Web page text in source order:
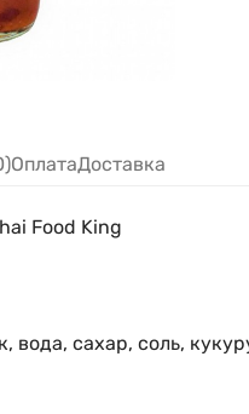
ОплатаДоставка
Food King
вода, сахар, соль,